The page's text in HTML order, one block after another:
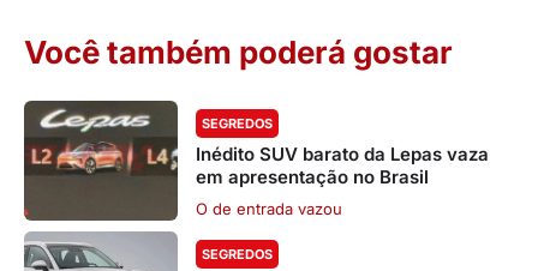
Você também poderá gostar
SEGREDOS
Inédito SUV barato da Lepas vaza
em apresentação no Brasil
O de entrada vazou
SEGREDOS